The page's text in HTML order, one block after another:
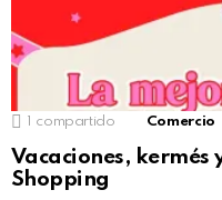
compartido Comercio
Vacaciones, kermés
Shopping